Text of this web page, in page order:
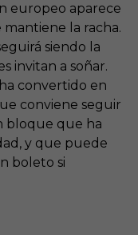
europeo aparece
mantiene la racha.
siendo la
invitan a soñar.
convertido en
conviene seguir
bloque que ha
y que puede
boleto si